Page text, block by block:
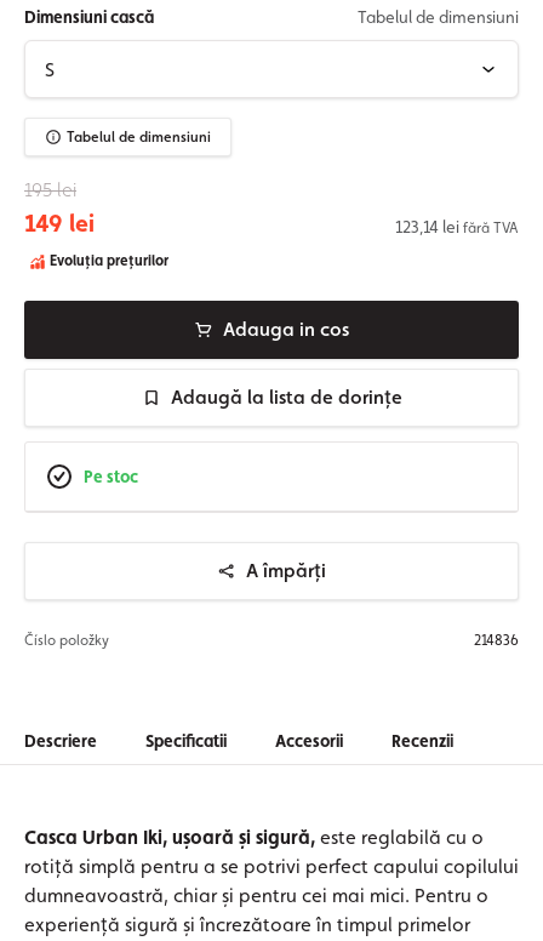
Dimensiuni cască Tabelul de dimensiuni
Tabelul de dimensiuni
195 lei
149 lei 123,14 lei fără TVA
Evoluția prețurilor
Adauga in cos
Adaugă la lista de dorințe
Pe stoc
A împărți
Číslo položky 214836
Descriere Specificatii Accesorii Recenzii
Casca Urban Iki, ușoară și sigură, este reglabilă cu o
rotiță simplă pentru a se potrivi perfect capului copilului
dumneavoastră, chiar și pentru cei mai mici. Pentru o
experiență sigură și încrezătoare în timpul primelor